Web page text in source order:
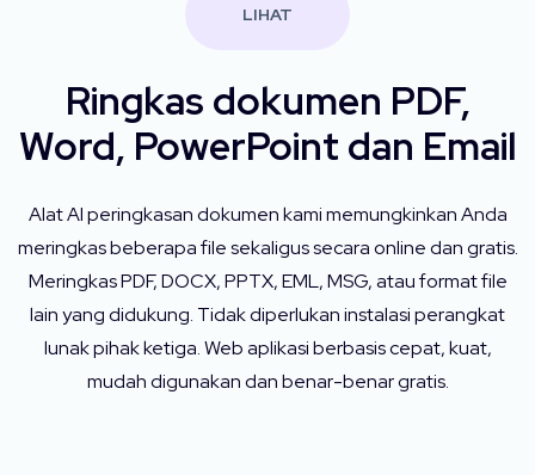
LIHAT
Ringkas dokumen PDF,
Word, PowerPoint dan Email
Alat AI peringkasan dokumen kami memungkinkan Anda
meringkas beberapa file sekaligus secara online dan gratis.
Meringkas PDF, DOCX, PPTX, EML, MSG, atau format file
lain yang didukung. Tidak diperlukan instalasi perangkat
lunak pihak ketiga. Web aplikasi berbasis cepat, kuat,
mudah digunakan dan benar-benar gratis.